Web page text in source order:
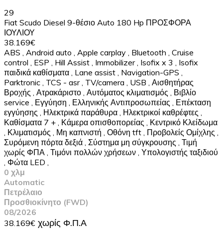
29
Fiat Scudo Diesel 9-θέσιο Auto 180 Hp ΠΡΟΣΦΟΡΑ
ΙΟΥΛΙΟΥ
38.169€
ABS , Android auto , Apple carplay , Bluetooth , Cruise
control , ESP , Hill Assist , Immobilizer , Isofix x 3 , Isofix
παιδικά καθίσματα , Lane assist , Navigation-GPS ,
Parktronic , TCS - asr , TV/camera , USB , Αισθητήρας
Βροχής , Ατρακάριστο , Αυτόματος κλιματισμός , Βιβλίο
service , Εγγύηση , Ελληνικής Αντιπροσωπείας , Επέκταση
εγγύησης , Ηλεκτρικά παράθυρα , Ηλεκτρικοί καθρέφτες ,
Καθίσματα 7 + , Κάμερα οπισθοπορείας , Κεντρικό Κλείδωμα
, Κλιματισμός , Μη καπνιστή , Οθόνη tft , Προβολείς Ομίχλης ,
Συρόμενη πόρτα δεξιά , Σύστημα μη σύγκρουσης , Τιμή
χωρίς ΦΠΑ , Τιμόνι πολλών χρήσεων , Υπολογιστής ταξιδιού
, Φώτα LED ,
0 χλμ
Automatic
Πετρέλαιο
Προσθιοκίνητο (FWD)
08/2026
38.169€